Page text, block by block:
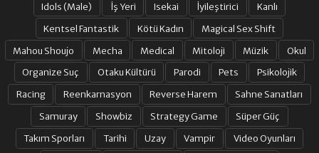
Idols (Male)
İş Yeri Isekai İyileştirici
Kanlı
Kentsel Fantastik
Kötü Kadın
Magical Sex Shift
Mahou Shoujo
Mecha Medical Mitoloji Müzik
Okul
Organize Suç
Otaku Kültürü Parodi Pets
Psikolojik
Racing
Reenkarnasyon Reverse Harem
Sahne Sanatları
Samuray
Showbiz Strategy Game
Süper Güç
Takım Sporları
Tarihi Uzay Vampir
Video Oyunları